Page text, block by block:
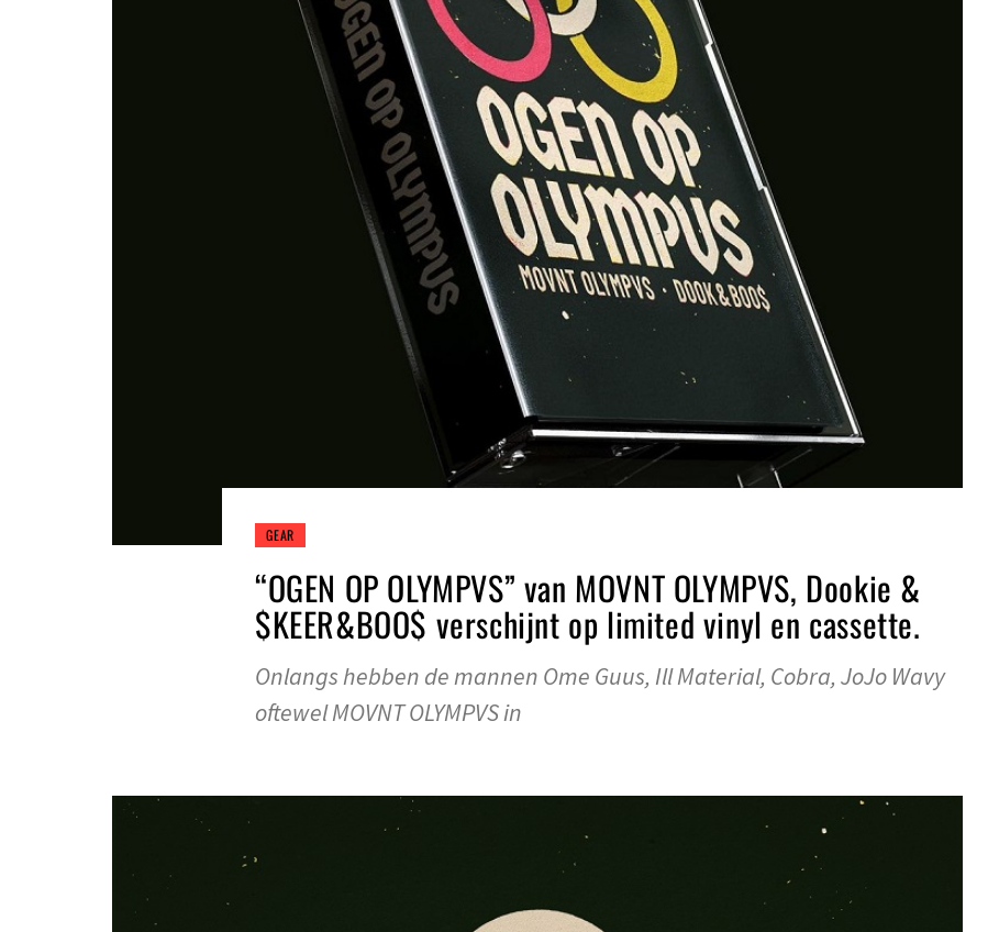
GEAR
“OGEN OP OLYMPVS” van MOVNT OLYMPVS, Dookie &
$KEER&BOO$ verschijnt op limited vinyl en cassette.
Onlangs hebben de mannen Ome Guus, Ill Material, Cobra, JoJo Wavy
oftewel MOVNT OLYMPVS in